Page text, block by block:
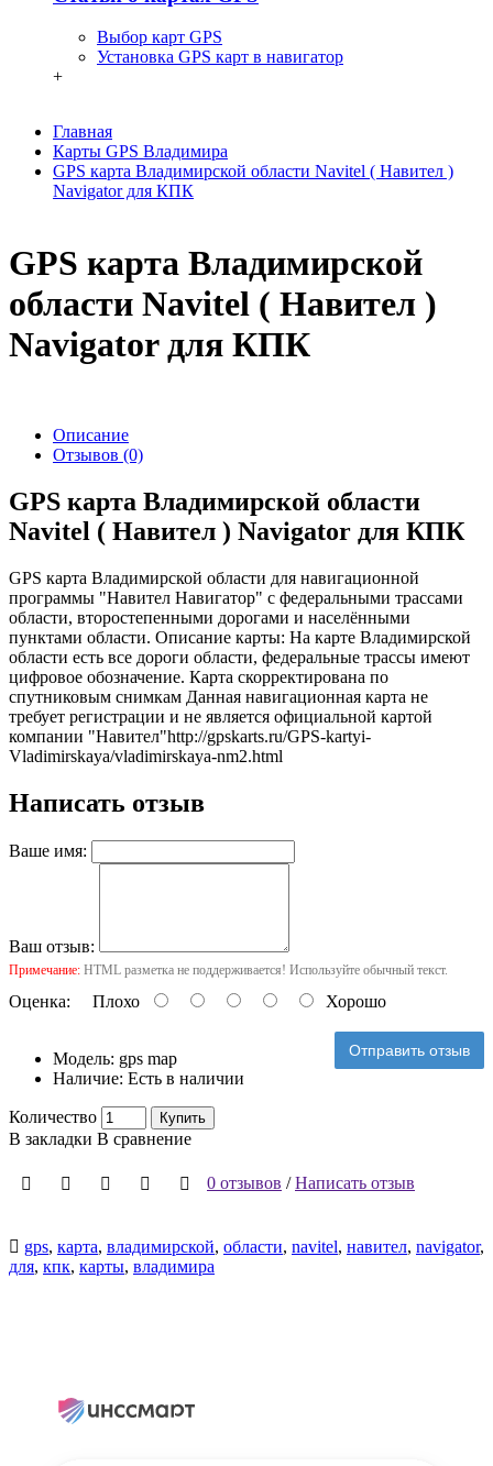
Выбор карт GPS
Установка GPS карт в навигатор
+
Главная
Карты GPS Владимира
GPS карта Владимирской области Navitel ( Навител )
Navigator для КПК
GPS карта Владимирской
области Navitel ( Навител )
Navigator для КПК
Описание
Отзывов (0)
GPS карта Владимирской области
Navitel ( Навител ) Navigator для КПК
GPS карта Владимирской области для навигационной
программы "Навител Навигатор" с федеральными трассами
области, второстепенными дорогами и населёнными
пунктами области. Описание карты: На карте Владимирской
области есть все дороги области, федеральные трассы имеют
цифровое обозначение. Карта скорректирована по
спутниковым снимкам Данная навигационная карта не
требует регистрации и не является официальной картой
компании "Навител"http://gpskarts.ru/GPS-kartyi-
Vladimirskaya/vladimirskaya-nm2.html
Написать отзыв
Ваше имя:
Ваш отзыв:
Примечание: HTML разметка не поддерживается! Используйте обычный текст.
Оценка: Плохо Хорошо
Отправить отзыв
Модель: gps map
Наличие: Есть в наличии
Количество Купить
В закладки В сравнение
0 отзывов /Написать отзыв
gps, карта, владимирской, области, navitel, навител, navigator,
для, кпк, карты, владимира